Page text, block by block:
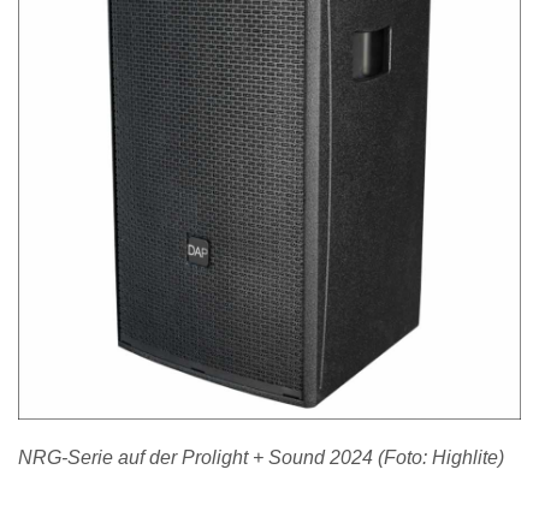
NRG-Serie auf der Prolight + Sound 2024 (Foto: Highlite)